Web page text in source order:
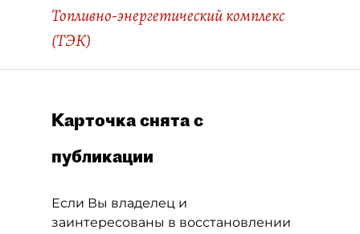
Топливно-энергетический комплекс
(ТЭК)
Карточка снята с
публикации
Если Вы владелец и
заинтересованы в восстановлении